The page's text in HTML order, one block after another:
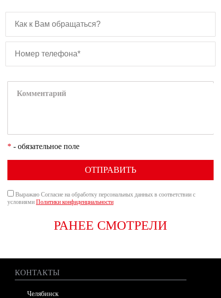
* - обязательное поле
ОТПРАВИТЬ
Выражаю Согласие на обработку персональных данных в соответствии с
условиями Политики конфиденциальности
РАНЕЕ СМОТРЕЛИ
КОНТАКТЫ
Челябинск